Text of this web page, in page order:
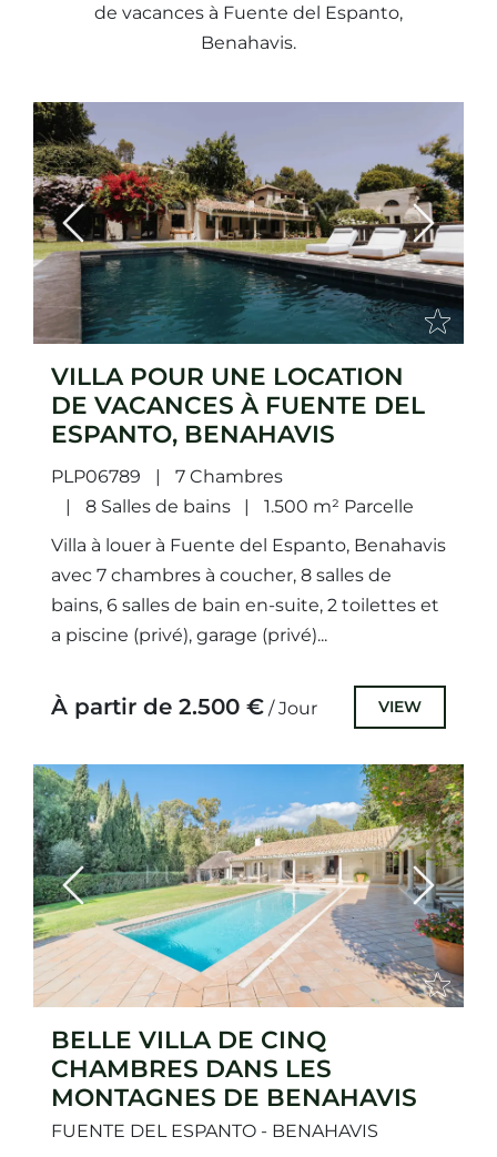
de vacances à Fuente del Espanto,
Benahavis.
Previous Next
VILLA POUR UNE LOCATION
DE VACANCES À FUENTE DEL
ESPANTO, BENAHAVIS
PLP06789
7 Chambres
8 Salles de bains
1.500 m² Parcelle
Villa à louer à Fuente del Espanto, Benahavis
avec 7 chambres à coucher, 8 salles de
bains, 6 salles de bain en-suite, 2 toilettes et
a piscine (privé), garage (privé)...
À partir de 2.500 € / Jour VIEW
Previous Next
BELLE VILLA DE CINQ
CHAMBRES DANS LES
MONTAGNES DE BENAHAVIS
FUENTE DEL ESPANTO - BENAHAVIS